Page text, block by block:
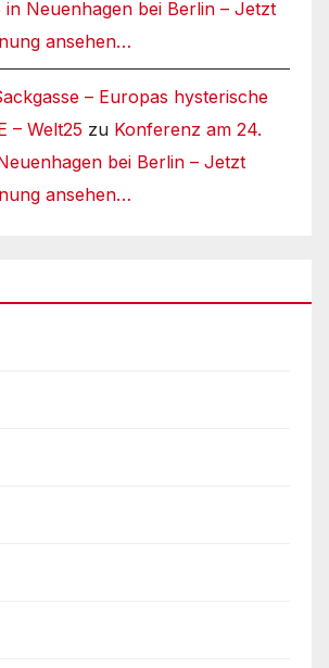
Neuenhagen bei Berlin – Jetzt
ansehen…
– Europas hysterische
– Welt25 zu Konferenz am 24.
bei Berlin – Jetzt
ansehen…